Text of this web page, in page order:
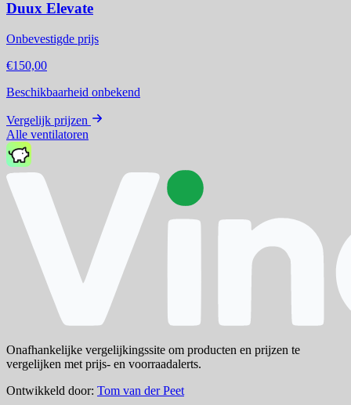
Duux Elevate
Onbevestigde prijs
€150,00
Beschikbaarheid onbekend
Vergelijk prijzen
Alle ventilatoren
Onafhankelijke vergelijkingssite om producten en prijzen te
vergelijken met prijs- en voorraadalerts.
Ontwikkeld door: Tom van der Peet